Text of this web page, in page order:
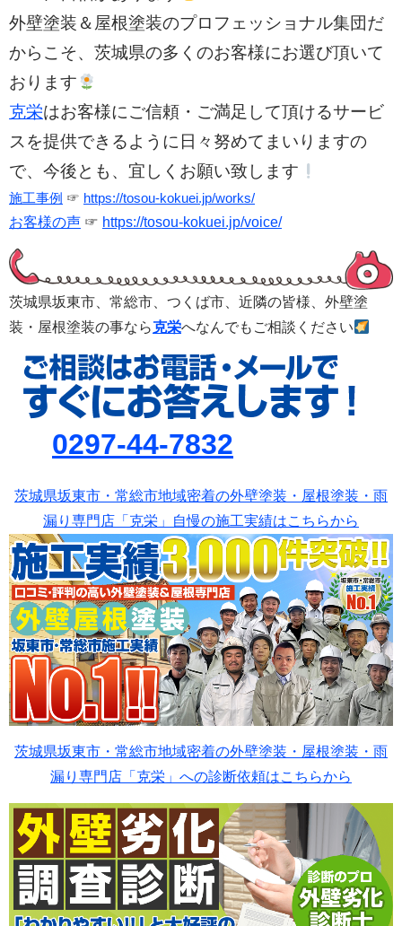
外壁塗装＆屋根塗装のプロフェッショナル集団だ
からこそ、茨城県の多くのお客様にお選び頂いて
おります
克栄はお客様にご信頼・ご満足して頂けるサービ
スを提供できるように日々努めてまいりますの
で、今後とも、宜しくお願い致します
施工事例 ☞ https://tosou-kokuei.jp/works/
お客様の声 ☞ https://tosou-kokuei.jp/voice/
茨城県坂東市、常総市、つくば市、 近隣の皆様、外壁塗
装・屋根塗装の事なら克栄へなんでもご相談ください
0297-44-7832
茨城県坂東市・常総市地域密着の外壁塗装・屋根塗装・雨
漏り専門店「克栄」自慢の施工実績はこちらから
茨城県坂東市・常総市地域密着の外壁塗装・屋根塗装・雨
漏り専門店「克栄」への診断依頼はこちらから